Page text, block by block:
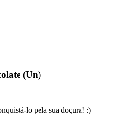
(Un)
lo pela sua doçura! :)